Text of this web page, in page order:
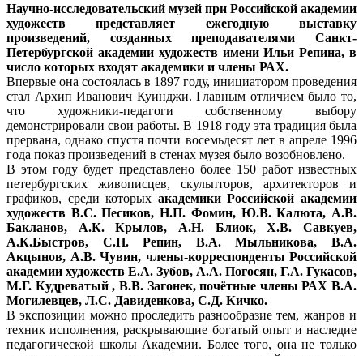
Научно-исследовательский музей при Российской академии
художеств представляет ежегодную выставку
произведений, созданных преподавателями Санкт-
Петербургской академии художеств имени Ильи Репина, в
число которых входят академики и члены РАХ.
Впервые она состоялась в 1897 году, инициатором проведения
cтал Архип Иванович Куинджи. Главным отличием было то,
что художники-педагоги собственному выбору
демонстрировали свои работы. В 1918 году эта традиция была
прервана, однако спустя почти восемьдесят лет в апреле 1996
года показ произведений в стенах музея было возобновлено.
В этом году будет представлено более 150 работ известных
петербургских живописцев, скульпторов, архитекторов и
графиков, среди которых академики Российской академии
художеств В.С. Песиков, Н.П. Фомин, Ю.В. Калюта, А.В.
Бакланов, А.К. Крылов, А.Н. Блиок, Х.В. Савкуев,
А.К.Быстров, С.Н. Репин, В.А. Мыльникова, В.А.
Акцынов, А.В. Чувин, члены-корреспонденты Российской
академии художеств Е.А. Зубов, А.А. Погосян, Г.А. Гукасов,
М.Г. Кудреватый , В.В. Загонек, почётные члены РАХ В.А.
Могилевцев, Л.С. Давиденкова, С.Д. Кичко.
В экспозиции можно проследить разнообразие тем, жанров и
техник исполнения, раскрывающие богатый опыт и наследие
педагогической школы Академии. Более того, она не только